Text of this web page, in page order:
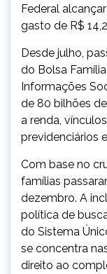
Federal
gasto de R$
Desde julho,
do Bolsa
Informações
de 80 bilhões
a renda,
previdenciários
Com base no
famílias
dezembro. A
política de
do Sistema
se concentra
direito ao